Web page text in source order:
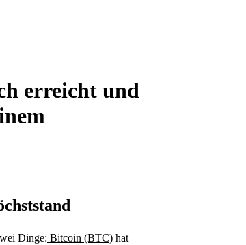
erreicht und
Dinge: Bitcoin (BTC) hat